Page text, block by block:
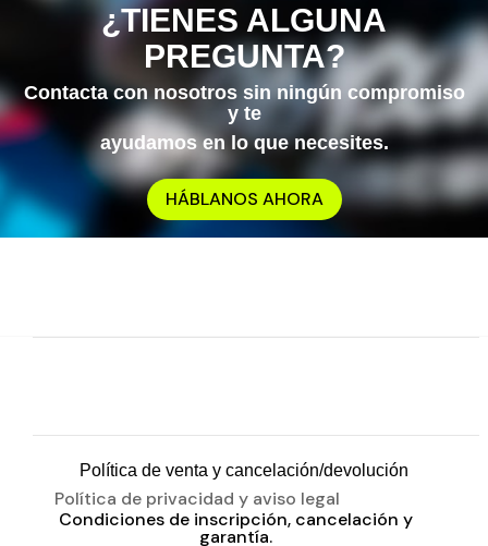
¿TIENES ALGUNA
PREGUNTA?
Contacta con nosotros sin ningún compromiso
y te
ayudamos en lo que necesites.
HÁBLANOS AHORA
Política de venta y cancelación/devolución
Política de privacidad y aviso legal
Condiciones de inscripción, cancelación y
garantía.